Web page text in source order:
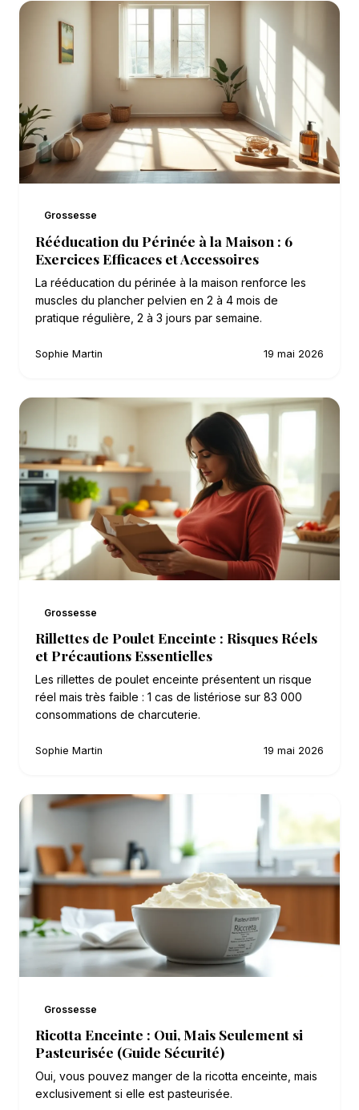
Grossesse
Rééducation du Périnée à la Maison : 6
Exercices Efficaces et Accessoires
La rééducation du périnée à la maison renforce les
muscles du plancher pelvien en 2 à 4 mois de
pratique régulière, 2 à 3 jours par semaine.
Sophie Martin 19 mai 2026
Grossesse
Rillettes de Poulet Enceinte : Risques Réels
et Précautions Essentielles
Les rillettes de poulet enceinte présentent un risque
réel mais très faible : 1 cas de listériose sur 83 000
consommations de charcuterie.
Sophie Martin 19 mai 2026
Grossesse
Ricotta Enceinte : Oui, Mais Seulement si
Pasteurisée (Guide Sécurité)
Oui, vous pouvez manger de la ricotta enceinte, mais
exclusivement si elle est pasteurisée.